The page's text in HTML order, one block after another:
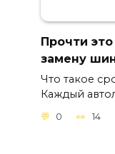
Прочти
замену
Что такое
Каждый
0 14